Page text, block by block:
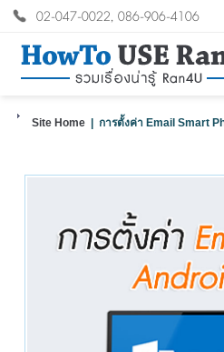
02-047-0022, 086-906-4106
Site Home | การตั้งค่า Email Smart